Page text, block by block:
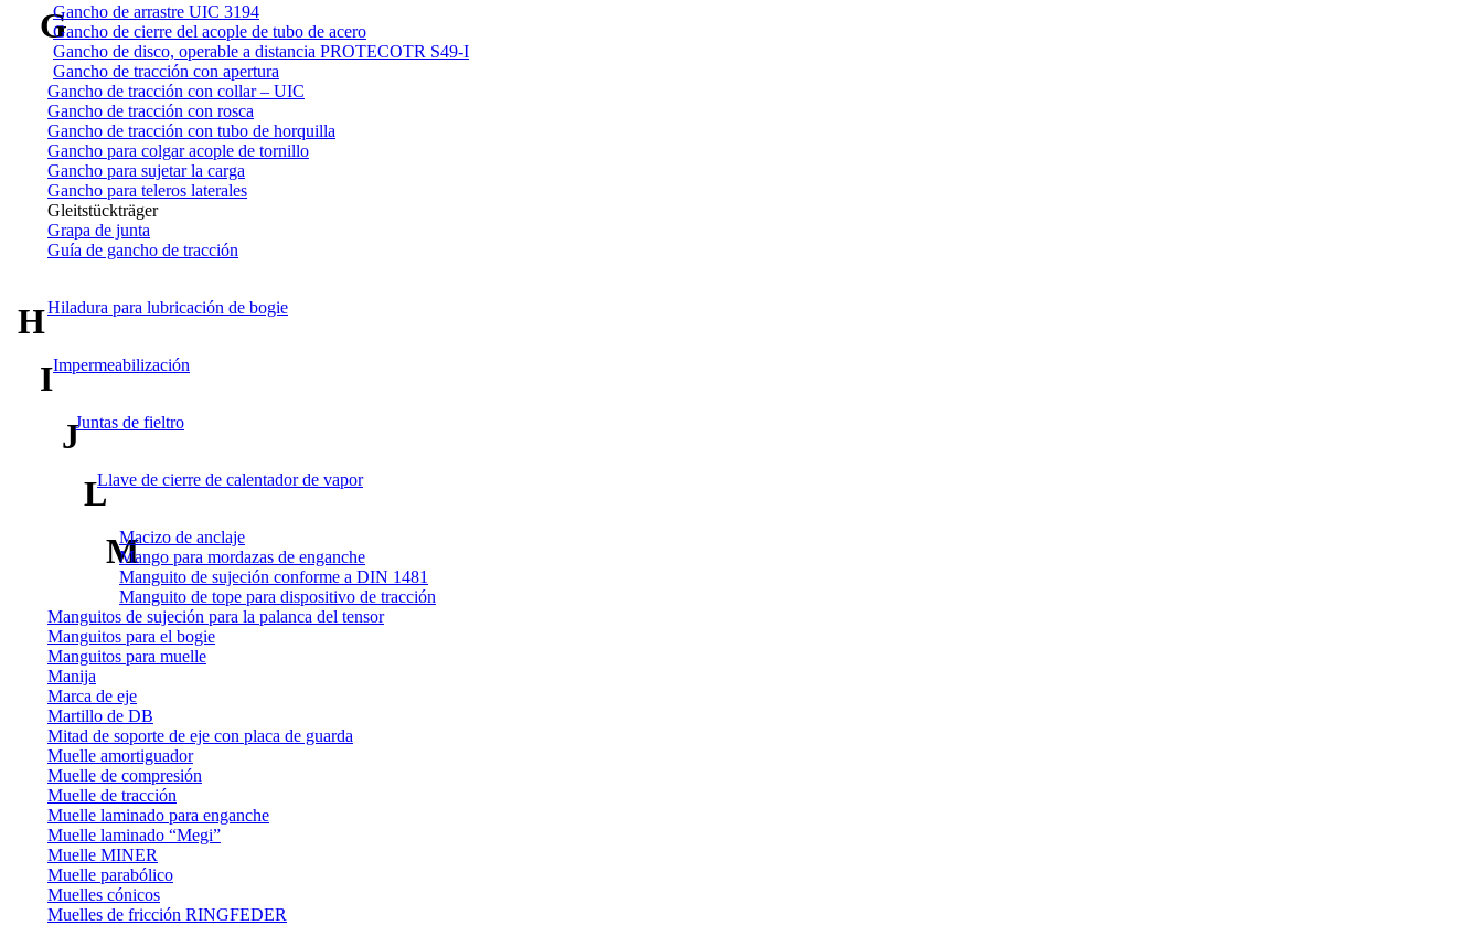
G
Gancho de arrastre UIC 3194
Gancho de cierre del acople de tubo de acero
Gancho de disco, operable a distancia PROTECOTR S49-I
Gancho de tracción con apertura
Gancho de tracción con collar – UIC
Gancho de tracción con rosca
Gancho de tracción con tubo de horquilla
Gancho para colgar acople de tornillo
Gancho para sujetar la carga
Gancho para teleros laterales
Gleitstückträger
Grapa de junta
Guía de gancho de tracción
HHiladura para lubricación de bogie
IImpermeabilización
JJuntas de fieltro
L
Llave de cierre de calentador de vapor
M
Macizo de anclaje
Mango para mordazas de enganche
Manguito de sujeción conforme a DIN 1481
Manguito de tope para dispositivo de tracción
Manguitos de sujeción para la palanca del tensor
Manguitos para el bogie
Manguitos para muelle
Manija
Marca de eje
Martillo de DB
Mitad de soporte de eje con placa de guarda
Muelle amortiguador
Muelle de compresión
Muelle de tracción
Muelle laminado para enganche
Muelle laminado “Megi”
Muelle MINER
Muelle parabólico
Muelles cónicos
Muelles de fricción RINGFEDER